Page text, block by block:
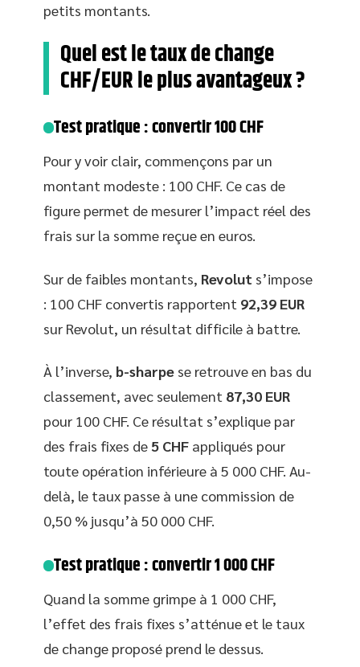
petits montants.
Quel est le taux de change
CHF/EUR le plus avantageux ?
Test pratique : convertir 100 CHF
Pour y voir clair, commençons par un
montant modeste : 100 CHF. Ce cas de
figure permet de mesurer l’impact réel des
frais sur la somme reçue en euros.
Sur de faibles montants, Revolut s’impose
: 100 CHF convertis rapportent 92,39 EUR
sur Revolut, un résultat difficile à battre.
À l’inverse, b-sharpe se retrouve en bas du
classement, avec seulement 87,30 EUR
pour 100 CHF. Ce résultat s’explique par
des frais fixes de 5 CHF appliqués pour
toute opération inférieure à 5 000 CHF. Au-
delà, le taux passe à une commission de
0,50 % jusqu’à 50 000 CHF.
Test pratique : convertir 1 000 CHF
Quand la somme grimpe à 1 000 CHF,
l’effet des frais fixes s’atténue et le taux
de change proposé prend le dessus.